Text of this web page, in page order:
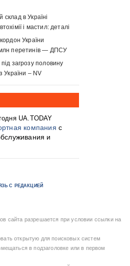
в Україні
і мастил: деталі
України
перетинів — ДПСУ
загрозу половину
України – NV
UA.TODAY
компания с
и
С РЕДАКЦИЕЙ
сайта разрешается при условии ссылки на
открытую для поисковых систем
в подзаголовке или в первом